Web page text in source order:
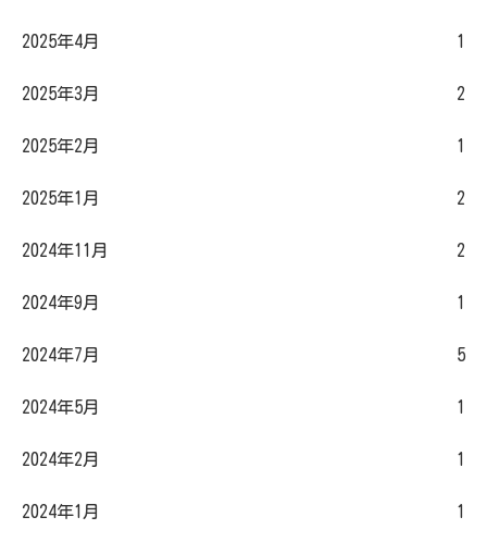
2025年4月 1
2025年3月 2
2025年2月 1
2025年1月 2
2024年11月 2
2024年9月 1
2024年7月 5
2024年5月 1
2024年2月 1
2024年1月 1